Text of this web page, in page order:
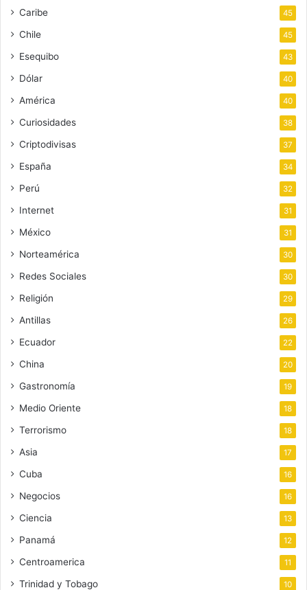
Caribe 45
Chile 45
Esequibo 43
Dólar 40
América 40
Curiosidades 38
Criptodivisas 37
España 34
Perú 32
Internet 31
México 31
Norteamérica 30
Redes Sociales 30
Religión 29
Antillas 26
Ecuador 22
China 20
Gastronomía 19
Medio Oriente 18
Terrorismo 18
Asia 17
Cuba 16
Negocios 16
Ciencia 13
Panamá 12
Centroamerica 11
Trinidad y Tobago 10